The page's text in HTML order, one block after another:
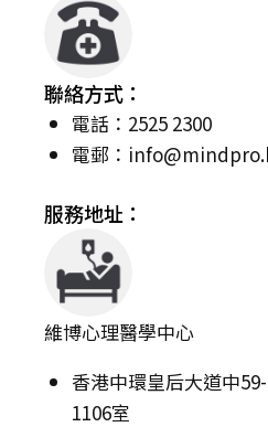
聯絡方式：
電話：2525 2300
電郵：
服務地址：
維博心理醫學中心
香港中環皇后大道中
1106室